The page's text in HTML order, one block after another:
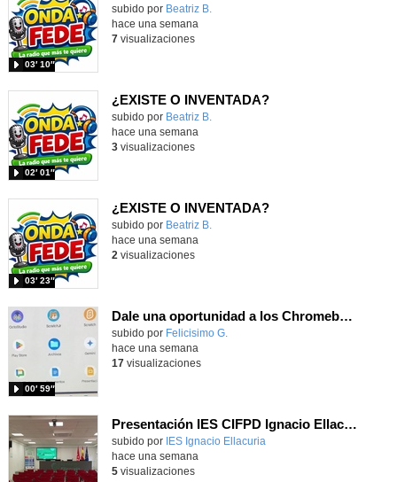
Contenido educativo.
subido por Beatriz B.
03′ 10″
hace una semana
7visualizaciones
¿EXISTE O INVENTADA?
Contenido educativo.
subido por Beatriz B.
02′ 01″
hace una semana
3visualizaciones
¿EXISTE O INVENTADA?
Contenido educativo.
subido por Beatriz B.
03′ 23″
hace una semana
2 visualizaciones
Dale una oportunidad a los Chromebooks y utiliza un proyector para realizar talleres si no tienes pantallas táctiles
Contenido educativo.
subido por Felicisimo G.
00′ 59″
hace una semana
17visualizaciones
Presentación IES CIFPD Ignacio Ellacuría
Contenido educativo.
subido por IES Ignacio Ellacuria
hace una semana
5visualizaciones